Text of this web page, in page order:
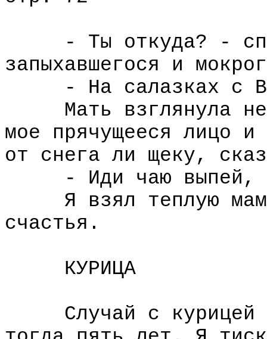
- Ты откуда? -
запыхавшегося и
- На салазках с
Мать взглянула
мое прячущееся лицо
от снега ли щеку,
- Иди чаю выпей,
Я взял теплую
счастья.
КУРИЦА
Случай с курицей